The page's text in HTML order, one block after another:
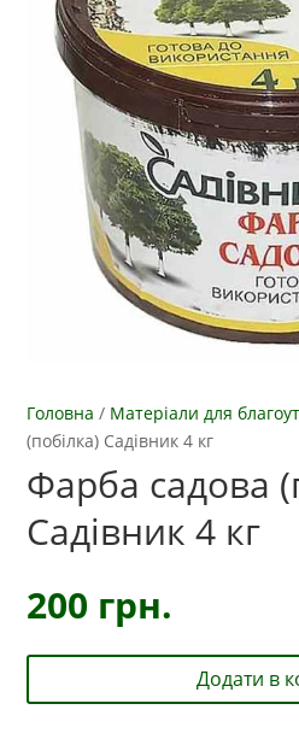
Головна / Матеріали для
(побілка) Садівник 4 кг
Фарба садова
Садівник 4 кг
200 грн.
Додати в